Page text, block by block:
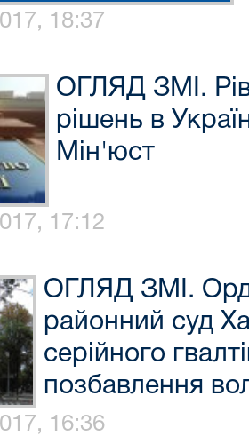
18:37
ОГЛЯД ЗМІ.
рішень в
Мін'юст
17:12
ОГЛЯД ЗМІ.
районний суд
серійного
позбавлення
16:36